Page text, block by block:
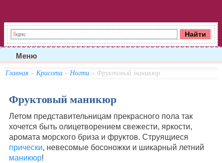
Меню
Главная » Красота» Ногти» Фруктовый маникюр
Фруктовый маникюр
Летом представительницам прекрасного пола так
хочется быть олицетворением свежести, яркости,
аромата морского бриза и фруктов. Струящиеся
прически, невесомые босоножки и шикарный летний
маникюр!